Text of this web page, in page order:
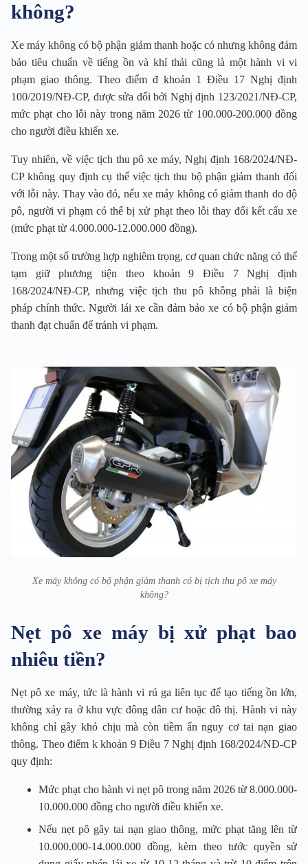
không?
Xe máy không có bộ phận giảm thanh hoặc có nhưng không đảm
bảo tiêu chuẩn về tiếng ồn và khí thải cũng là một hành vi vi
phạm giao thông. Theo điểm đ khoản 1 Điều 17 Nghị định
100/2019/NĐ-CP, được sửa đổi bởi Nghị định 123/2021/NĐ-CP,
mức phạt cho lỗi này trong năm 2026 từ 100.000-200.000 đồng
cho người điều khiển xe.
Tuy nhiên, về việc tịch thu pô xe máy, Nghị định 168/2024/NĐ-
CP không quy định cụ thể việc tịch thu bộ phận giảm thanh đối
với lỗi này. Thay vào đó, nếu xe máy không có giảm thanh do độ
pô, người vi phạm có thể bị xử phạt theo lỗi thay đổi kết cấu xe
(mức phạt từ 4.000.000-12.000.000 đồng).
Trong một số trường hợp nghiêm trọng, cơ quan chức năng có thể
tạm giữ phương tiện theo khoản 9 Điều 7 Nghị định
168/2024/NĐ-CP, nhưng việc tịch thu pô không phải là biện
pháp chính thức. Người lái xe cần đảm bảo xe có bộ phận giảm
thanh đạt chuẩn để tránh vi phạm.
Xe máy không có bộ phận giảm thanh có bị tịch thu pô xe máy
không?
Nẹt pô xe máy bị xử phạt bao
nhiêu tiền?
Nẹt pô xe máy, tức là hành vi rú ga liên tục để tạo tiếng ồn lớn,
thường xảy ra ở khu vực đông dân cư hoặc đô thị. Hành vi này
không chỉ gây khó chịu mà còn tiềm ẩn nguy cơ tai nạn giao
thông. Theo điểm k khoản 9 Điều 7 Nghị định 168/2024/NĐ-CP
quy định:
Mức phạt cho hành vi nẹt pô trong năm 2026 từ 8.000.000-
10.000.000 đồng cho người điều khiển xe.
Nếu nẹt pô gây tai nạn giao thông, mức phạt tăng lên từ
10.000.000-14.000.000 đồng, kèm theo tước quyền sử